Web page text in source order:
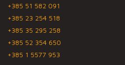
+385 51 582 091
+385 23 254 518
+385 35 295 258
+385 52 354 650
+385 1 5577 953